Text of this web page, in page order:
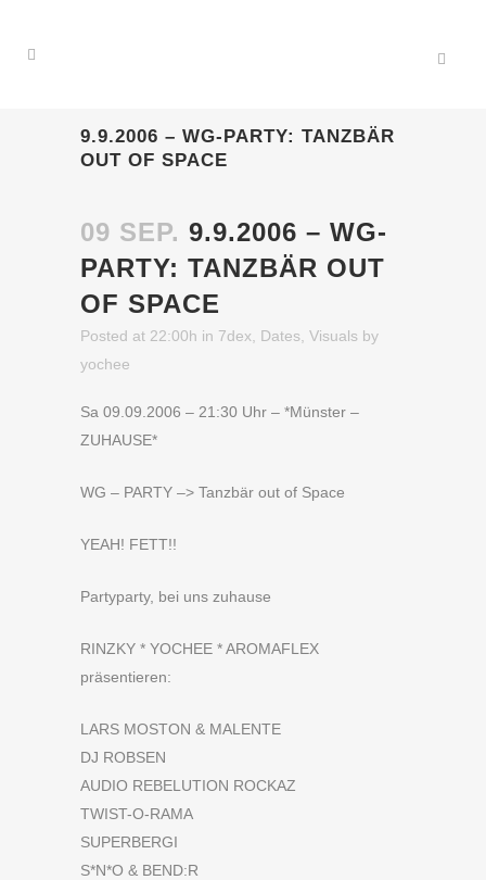
9.9.2006 – WG-PARTY: TANZBÄR
OUT OF SPACE
09 SEP. 9.9.2006 – WG-
PARTY: TANZBÄR OUT
OF SPACE
Posted at 22:00h in 7dex Dates Visuals by
yochee
Sa 09.09.2006 – 21:30 Uhr – *Münster –
ZUHAUSE*
WG – PARTY –> Tanzbär out of Space
YEAH! FETT!!
Partyparty, bei uns zuhause
RINZKY * YOCHEE * AROMAFLEX
präsentieren:
LARS MOSTON & MALENTE
DJ ROBSEN
AUDIO REBELUTION ROCKAZ
TWIST-O-RAMA
SUPERBERGI
S*N*O & BEND:R